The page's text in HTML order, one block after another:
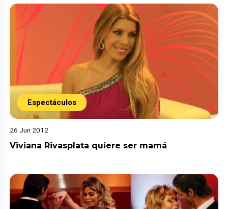
Espectáculos
26 Jun 2012
Viviana Rivasplata quiere ser mamá